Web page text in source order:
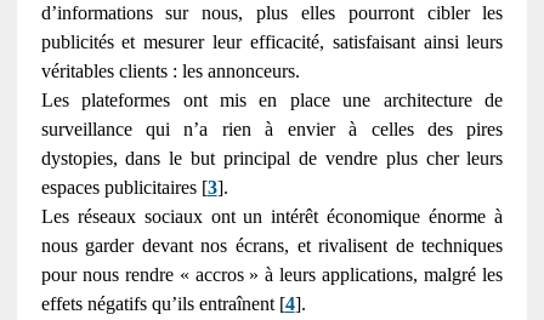
d’informations sur nous, plus elles pourront cibler les
publicités et mesurer leur efficacité, satisfaisant ainsi leurs
véritables clients : les annonceurs.
Les plateformes ont mis en place une architecture de
surveillance qui n’a rien à envier à celles des pires
dystopies, dans le but principal de vendre plus cher leurs
espaces publicitaires [3].
Les réseaux sociaux ont un intérêt économique énorme à
nous garder devant nos écrans, et rivalisent de techniques
pour nous rendre « accros » à leurs applications, malgré les
effets négatifs qu’ils entraînent [4].